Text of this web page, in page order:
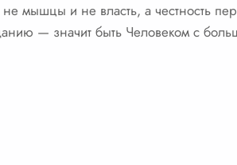
мышцы и не власть, а честность
— значит быть Человеком с